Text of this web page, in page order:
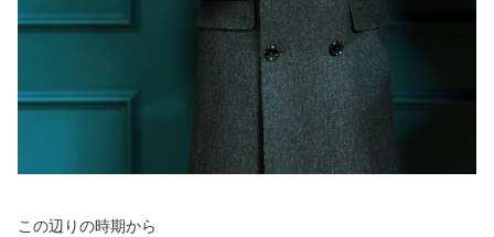
この辺りの時期から